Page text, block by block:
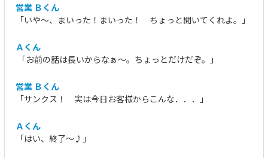
営業 Ｂくん
「いや～、まいった！まいった！ ちょっと聞いてくれよ。」
Ａくん
「お前の話は長いからなぁ～。ちょっとだけだぞ。」
営業 Ｂくん
「サンクス！ 実は今日お客様からこんな．．．」
Ａくん
「はい、終了～♪」